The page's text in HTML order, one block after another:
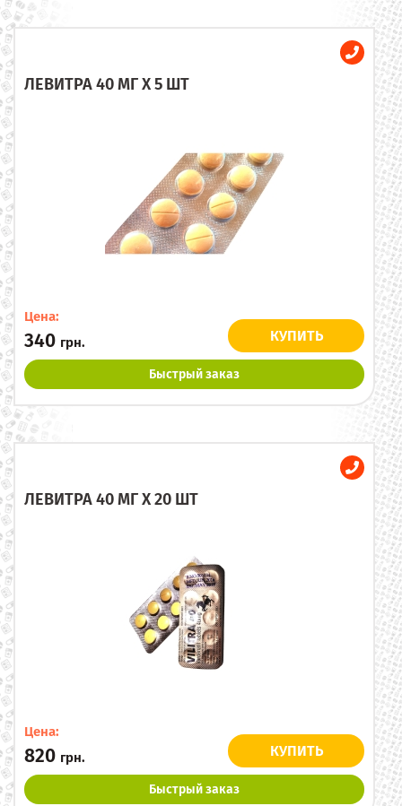
ЛЕВИТРА 40 МГ X 5 ШТ
Цена:
340 грн. КУПИТЬ
Быстрый заказ
ЛЕВИТРА 40 МГ X 20 ШТ
Цена:
820 грн. КУПИТЬ
Быстрый заказ